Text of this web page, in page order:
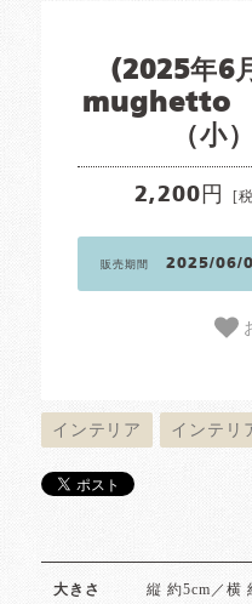
(2025年6
mughetto
（小
2,200円 [
販売期間 2025/06/
インテリア インテリ
大きさ 縦 約5cm／横